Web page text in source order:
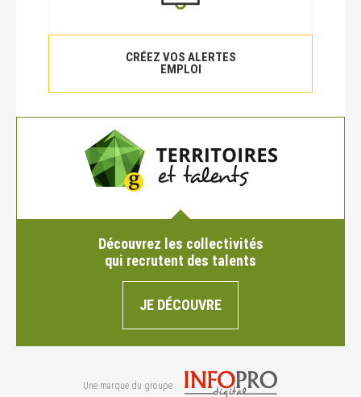
CRÉEZ VOS ALERTES
EMPLOI
Découvrez les collectivités
qui recrutent des talents
JE DÉCOUVRE
Une marque du groupe